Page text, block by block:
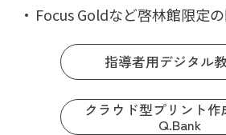
Focus Goldなど啓林館限定
指導者用デジタル
クラウド型プリント作
Q.Bank